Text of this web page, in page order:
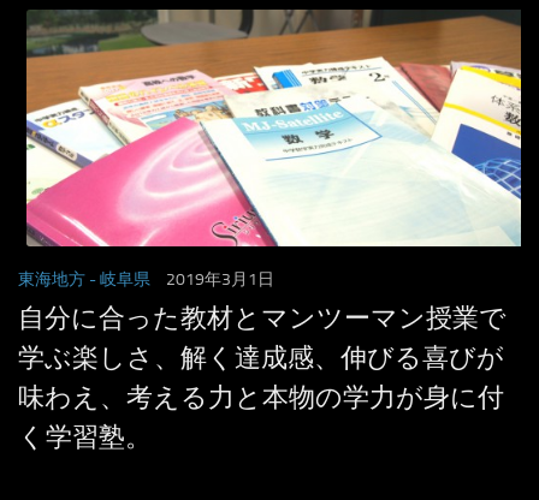
東海地方 - 岐阜県 2019年3月1日
自分に合った教材とマンツーマン授業で
学ぶ楽しさ、解く達成感、伸びる喜びが
味わえ、考える力と本物の学力が身に付
く学習塾。